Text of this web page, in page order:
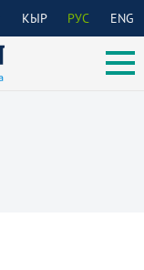
КЫР РУС ENG